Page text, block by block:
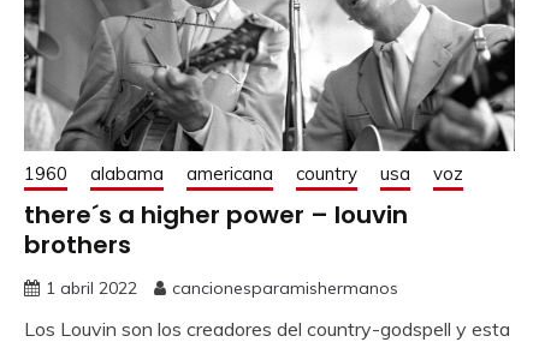
1960 alabama americana country usa voz
there´s a higher power – louvin
brothers
1 abril 2022 cancionesparamishermanos
Los Louvin son los creadores del country-godspell y esta